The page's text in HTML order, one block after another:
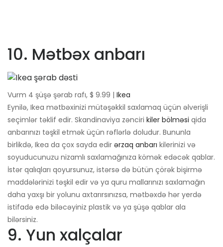
10. Mətbəx anbarı
Vurm 4 şüşə şərab rafı, $ 9.99 | Ikea
Eynilə, Ikea mətbəxinizi mütəşəkkil saxlamaq üçün əlverişli
seçimlər təklif edir. Skandinaviya zənciri kiler bölməsi qida
anbarınızı təşkil etmək üçün rəflərlə doludur. Bununla
birlikdə, Ikea da çox sayda edir ərzaq anbarı kilerinizi və
soyuducunuzu nizamlı saxlamağınıza kömək edəcək qablar.
İstər qalıqları qoyursunuz, istərsə də bütün çörək bişirmə
maddələrinizi təşkil edir və ya quru mallarınızı saxlamağın
daha yaxşı bir yolunu axtarırsınızsa, mətbəxdə hər yerdə
istifadə edə biləcəyiniz plastik və ya şüşə qablar ala
bilərsiniz.
9. Yun xalçalar